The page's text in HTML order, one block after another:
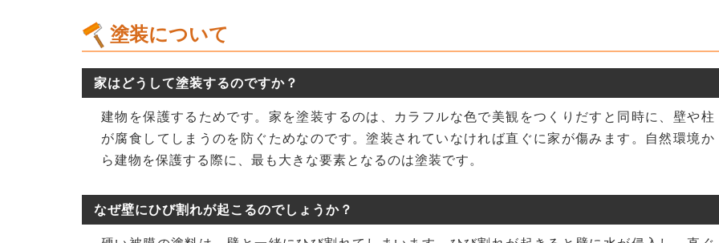
塗装について
家はどうして塗装するのですか？
建物を保護するためです。家を塗装するのは、カラフルな色で美観をつくりだすと同時に、壁や柱
が腐食してしまうのを防ぐためなのです。塗装されていなければ直ぐに家が傷みます。自然環境か
ら建物を保護する際に、最も大きな要素となるのは塗装です。
なぜ壁にひび割れが起こるのでしょうか？